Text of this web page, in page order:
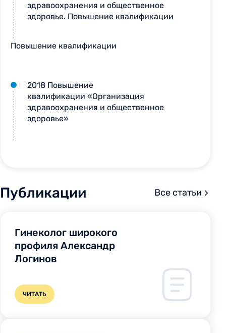
здравоохранения и общественное
здоровье. Повышение квалификации
Повышение квалификации
2018 Повышение
квалификации «Организация
здравоохранения и общественное
здоровье»
Публикации Все статьи
Гинеколог широкого
профиля Александр
Логинов
ЧИТАТЬ